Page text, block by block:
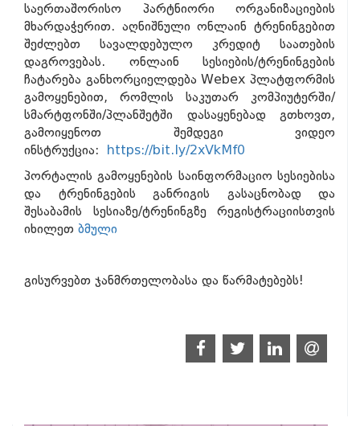
საერთაშორისო პარტნიორი ორგანიზაციების
მხარდაჭერით. აღნიშნული ონლაინ ტრენინგებით
შეძლებთ სავალდებულო კრედიტ საათების
დაგროვებას. ონლაინ სესიების/ტრენინგების
ჩატარება განხორციელდება Webex პლატფორმის
გამოყენებით, რომლის საკუთარ კომპიუტერში/
სმარტფონში/პლანშეტში დასაყენებად გთხოვთ,
გამოიყენოთ შემდეგი ვიდეო
ინსტრუქცია: https://bit.ly/2xVkMf0
პორტალის გამოყენების საინფორმაციო სესიებისა
და ტრენინგების განრიგის გასაცნობად და
შესაბამის სესიაზე/ტრენინგზე რეგისტრაციისთვის
იხილეთ ბმული
გისურვებთ ჯანმრთელობასა და წარმატებებს!